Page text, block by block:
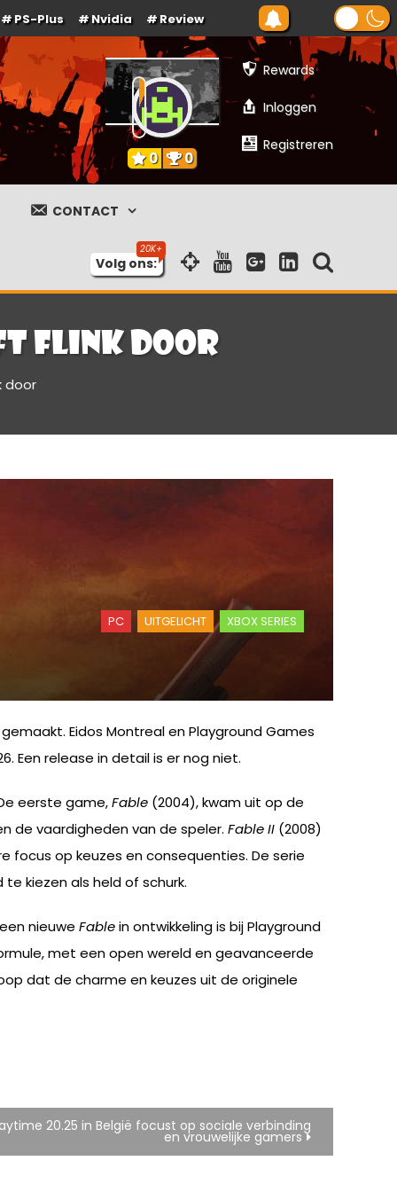
PS-Plus Nvidia Review
Rewards
Inloggen
Registreren
0 0
CONTACT
Volg ons:
flink door
door
PC UITGELICHT XBOX SERIES
Eidos Montreal en Playground Games
Een release in detail is er nog niet.
eerste game,Fable (2004), kwam uit op de
de vaardigheden van de speler. Fable II (2008)
focus op keuzes en consequenties. De serie
kiezen als held of schurk.
nieuwe Fablein ontwikkeling is bij Playground
met een open wereld en geavanceerde
dat de charme en keuzes uit de originele
20.25 in België focust op sociale verbinding
en vrouwelijke gamers